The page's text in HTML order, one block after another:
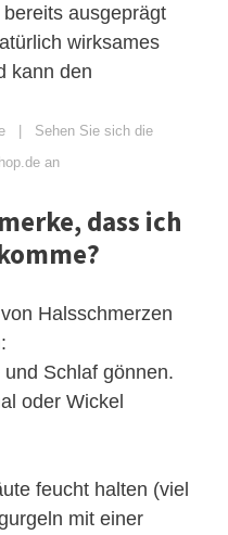
ausgeprägt
wirksames
kann den
| Sehen Sie sich die
an
dass ich
Halsschmerzen
Schlaf gönnen.
oder Wickel
feucht halten (viel
mit einer